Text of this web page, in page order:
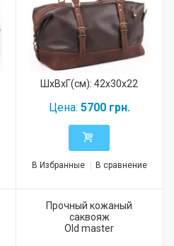
ШхВхГ(см): 42x30x22
Цена: 5700 грн.
В Избранные В сравнение
Прочный кожаный
саквояж
Old master